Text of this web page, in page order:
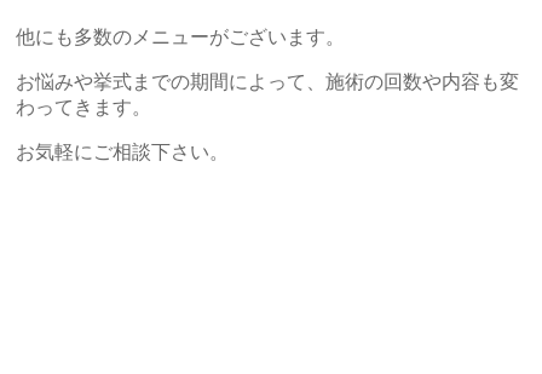
他にも多数のメニューがございます。
お悩みや挙式までの期間によって、施術の回数や内容も変
わってきます。
お気軽にご相談下さい。